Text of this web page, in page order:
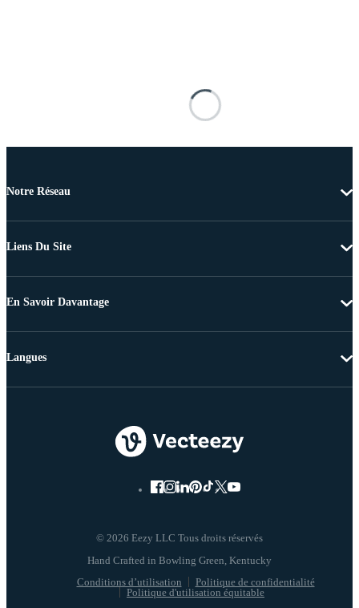
Notre Réseau
Liens Du Site
En Savoir Davantage
© 2026 Eezy LLC Tous droits réservés
Conditions d’utilisation
Politique de confidentialité
Politique d'utilisation équitable
Langues